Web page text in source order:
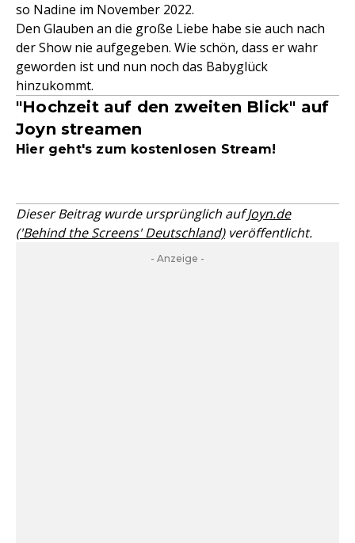
so Nadine im November 2022.
Den Glauben an die große Liebe habe sie auch nach
der Show nie aufgegeben. Wie schön, dass er wahr
geworden ist und nun noch das Babyglück
hinzukommt.
"Hochzeit auf den zweiten Blick" auf
Joyn streamen
Hier geht's zum kostenlosen Stream!
Dieser Beitrag wurde ursprünglich aufJoyn.de
('Behind the Screens' Deutschland)veröffentlicht.
- Anzeige -